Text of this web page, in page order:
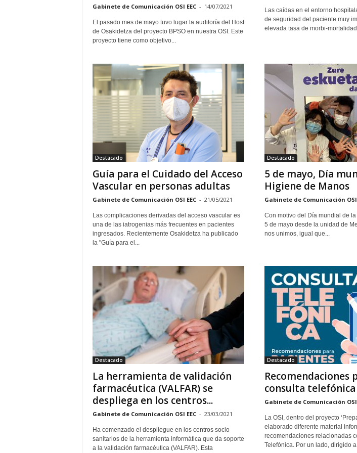
Gabinete de Comunicación OSI EEC - 14/07/2021
El pasado mes de mayo tuvo lugar la auditoría del Host
de Osakidetza del proyecto BPSO en nuestra OSI. Este
proyecto tiene como objetivo...
Las caídas en el entorno
de seguridad del paciente muy
elevada tasa de morbi-
Destacado
Guía para el Cuidado del Acceso
Vascular en personas adultas
Gabinete de Comunicación OSI EEC - 21/05/2021
Las complicaciones derivadas del acceso vascular es
una de las iatrogenias más frecuentes en pacientes
ingresados. Recientemente Osakidetza ha publicado
la "Guía para el...
Destacado
5 de mayo, Día
Higiene de Manos
Gabinete de Comunicación OSI
Con motivo del Día mundial de
5 de mayo desde la unidad de
nos unimos, igual que...
Destacado
La herramienta de validación
farmacéutica (VALFAR) se
despliega en los centros...
Gabinete de Comunicación OSI EEC - 23/03/2021
Ha comenzado el despliegue en los centros socio
sanitarios de la herramienta informática que da soporte
a la validación farmacéutica (VALFAR). Esta
Destacado
Recomendaciones
consulta telefónica
Gabinete de Comunicación OSI
La OSI, dentro del proyecto
elaborado diferente material
recomendaciones relacionadas
Telefónica. Por un lado, dirigido